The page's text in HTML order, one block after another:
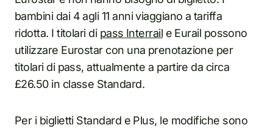
bambini dai 4 agli 11 anni viaggiano a tariffa
ridotta. I titolari di pass Interrail e Eurail possono
utilizzare Eurostar con una prenotazione per
titolari di pass, attualmente a partire da circa
£26.50 in classe Standard.
Per i biglietti Standard e Plus, le modifiche sono